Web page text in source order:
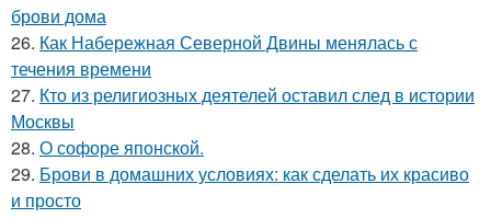
брови дома
26. Как Набережная Северной Двины менялась с
течения времени
27. Кто из религиозных деятелей оставил след в истории
Москвы
28. О софоре японской.
29. Брови в домашних условиях: как сделать их красиво
и просто